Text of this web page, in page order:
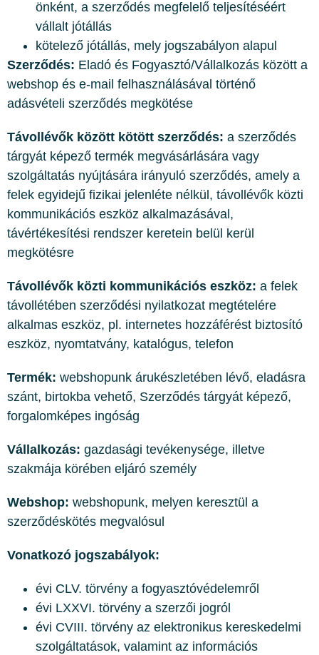
önként, a szerződés megfelelő teljesítéséért
vállalt jótállás
kötelező jótállás, mely jogszabályon alapul
Szerződés: Eladó és Fogyasztó/Vállalkozás között a
webshop és e-mail felhasználásával történő
adásvételi szerződés megkötése
Távollévők között kötött szerződés: a szerződés
tárgyát képező termék megvásárlására vagy
szolgáltatás nyújtására irányuló szerződés, amely a
felek egyidejű fizikai jelenléte nélkül, távollévők közti
kommunikációs eszköz alkalmazásával,
távértékesítési rendszer keretein belül kerül
megkötésre
Távollévők közti kommunikációs eszköz: a felek
távollétében szerződési nyilatkozat megtételére
alkalmas eszköz, pl. internetes hozzáférést biztosító
eszköz, nyomtatvány, katalógus, telefon
Termék: webshopunk árukészletében lévő, eladásra
szánt, birtokba vehető, Szerződés tárgyát képező,
forgalomképes ingóság
Vállalkozás: gazdasági tevékenysége, illetve
szakmája körében eljáró személy
Webshop: webshopunk, melyen keresztül a
szerződéskötés megvalósul
Vonatkozó jogszabályok:
évi CLV. törvény a fogyasztóvédelemről
évi LXXVI. törvény a szerzői jogról
évi CVIII. törvény az elektronikus kereskedelmi
szolgáltatások, valamint az információs